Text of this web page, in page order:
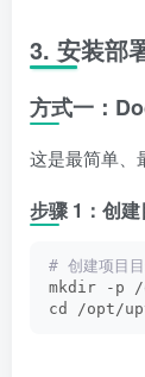
3. 安装部
方式一：
这是最简单、
步骤 1：创
# 创建项目
mkdir -p /
cd /opt/